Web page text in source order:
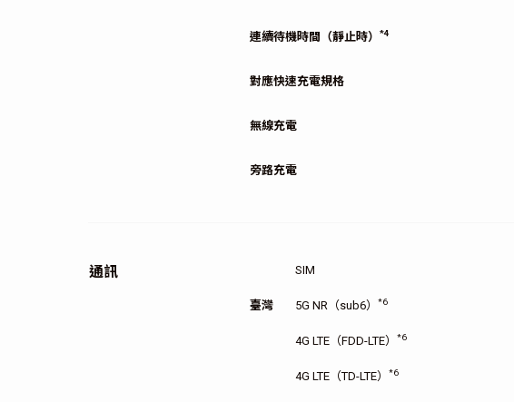
連續待機時間（靜止時） *4
對應快速充電規格
無線充電
旁路充電
通訊 SIM
臺灣 5G NR（sub6） *6
4G LTE（FDD-LTE） *6
4G LTE（TD-LTE） *6